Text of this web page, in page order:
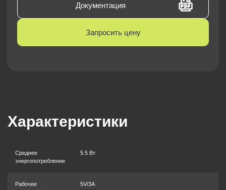
Документация
Запросить цену
Характеристики
Среднее
энергопотребление
5.5 Вт
Рабочее
5V/3A